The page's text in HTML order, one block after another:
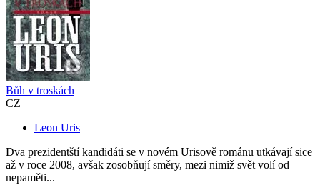
Bůh v troskách
CZ
Leon Uris
Dva prezidentští kandidáti se v novém Urisově románu utkávají sice
až v roce 2008, avšak zosobňují směry, mezi nimiž svět volí od
nepaměti...